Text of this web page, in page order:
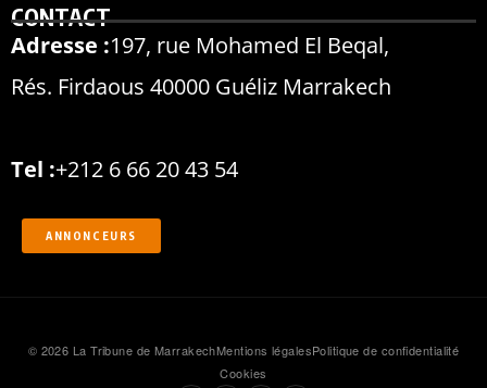
CONTACT
Adresse :197, rue Mohamed El Beqal,
Rés. Firdaous 40000 Guéliz Marrakech
Tel :+212 6 66 20 43 54
ANNONCEURS
© 2026 La Tribune de MarrakechMentions légalesPolitique de confidentialité
Cookies